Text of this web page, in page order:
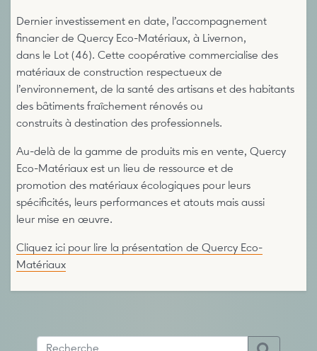
Dernier investissement en date, l’accompagnement
financier de Quercy Eco-Matériaux, à Livernon,
dans le Lot (46). Cette coopérative commercialise des
matériaux de construction respectueux de
l’environnement, de la santé des artisans et des habitants
des bâtiments fraîchement rénovés ou
construits à destination des professionnels.
Au-delà de la gamme de produits mis en vente, Quercy
Eco-Matériaux est un lieu de ressource et de
promotion des matériaux écologiques pour leurs
spécificités, leurs performances et atouts mais aussi
leur mise en œuvre.
Cliquez ici pour lire la présentation de Quercy Eco-
Matériaux